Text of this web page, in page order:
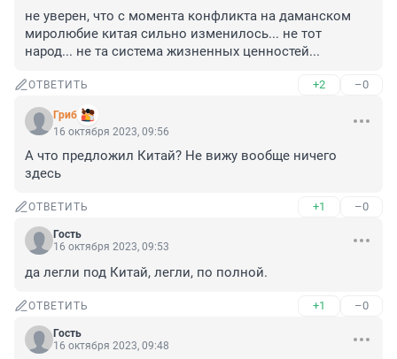
не уверен, что с момента конфликта на даманском
миролюбие китая сильно изменилось... не тот
народ... не та система жизненных ценностей...
ОТВЕТИТЬ +2 –0
Гриб
16 октября 2023, 09:56
А что предложил Китай? Не вижу вообще ничего
здесь
ОТВЕТИТЬ +1 –0
Гость
16 октября 2023, 09:53
да легли под Китай, легли, по полной.
ОТВЕТИТЬ +1 –0
Гость
16 октября 2023, 09:48